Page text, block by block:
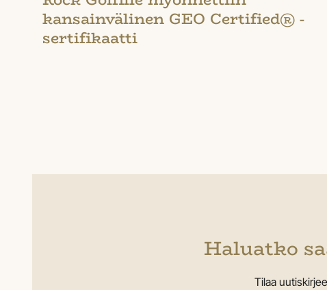
kansainvälinen GEO Certified® -
sertifikaatti
Haluatko
Tilaa